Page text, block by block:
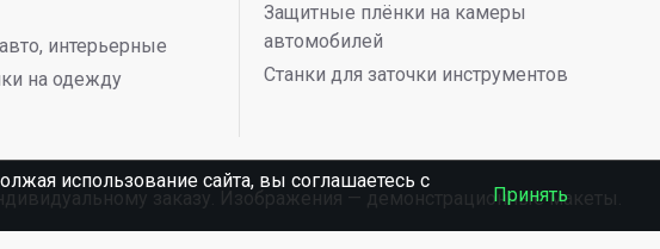
интерьерные
на одежду
Защитные плёнки на камеры
автомобилей
Станки для заточки инструментов
заказу. Изображения — демонстрационные макеты.
использование сайта, вы соглашаетесь c
Принять